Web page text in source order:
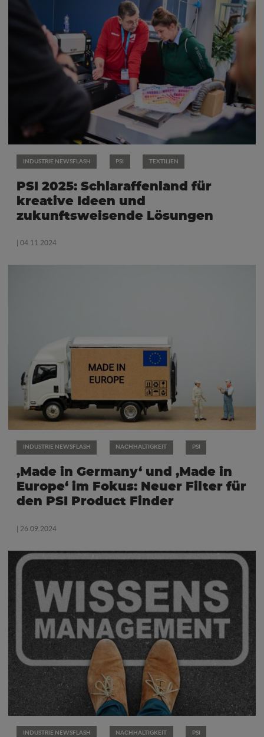
INDUSTRIE NEWSFLASH PSI TEXTILIEN
PSI 2025: Schlaraffenland für
kreative Ideen und
zukunftsweisende Lösungen
| 04.11.2024
INDUSTRIE NEWSFLASH NACHHALTIGKEIT PSI
‚Made in Germany‘ und ‚Made in
Europe‘ im Fokus: Neuer Filter für
den PSI Product Finder
| 26.09.2024
INDUSTRIE NEWSFLASH NACHHALTIGKEIT PSI